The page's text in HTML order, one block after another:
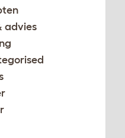
advies